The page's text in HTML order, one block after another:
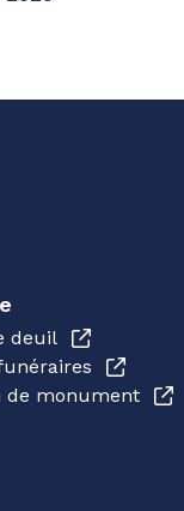
deuil
de monument